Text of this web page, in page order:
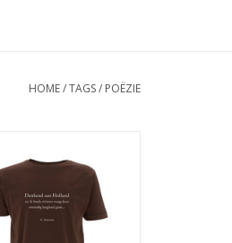
HOME/TAGS/ POËZIE
gedicht Herinnering aan
van Hendrik Marsman
AAN WINKELWAGEN